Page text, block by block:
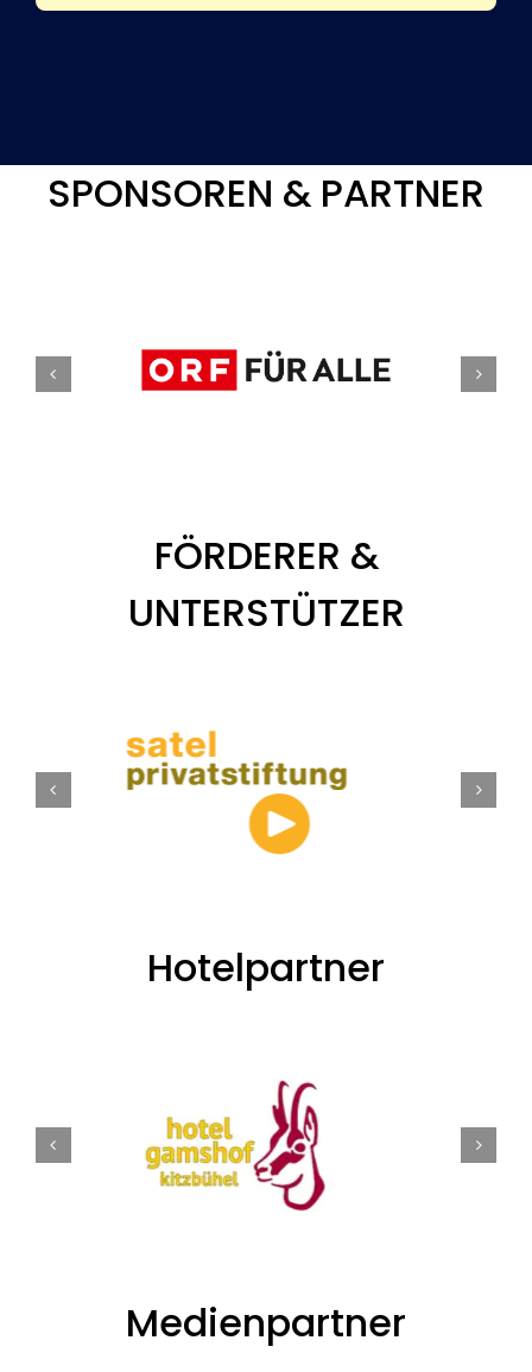
SPONSOREN & PARTNER
FÖRDERER &
UNTERSTÜTZER
Hotelpartner
Medienpartner